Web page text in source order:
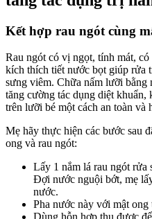
Kết hợp rau ngót cùng
Rau ngót có vị ngọt, tính mát,
kích thích tiết nước bọt giúp rửa
sưng viêm. Chữa nấm lưỡi bằng
tăng cường tác dụng diệt khuẩn,
trên lưỡi bé một cách an toàn và
Mẹ hãy thực hiện các bước sau
ong và rau ngót:
Lấy 1 nắm lá rau ngót rửa
Đợi nước nguội bớt, mẹ
nước.
Pha nước này với mật ong